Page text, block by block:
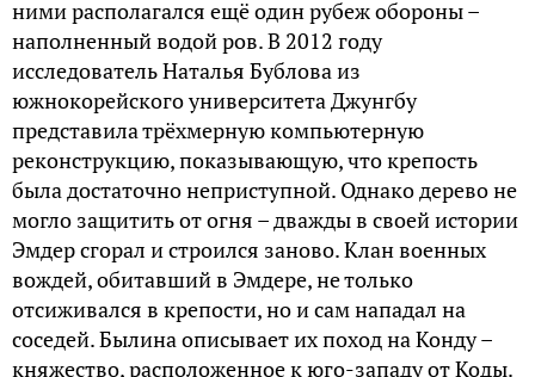
ними располагался ещё один рубеж обороны –
наполненный водой ров. В 2012 году
исследователь Наталья Бублова из
южнокорейского университета Джунгбу
представила трёхмерную компьютерную
реконструкцию, показывающую, что крепость
была достаточно неприступной. Однако дерево не
могло защитить от огня – дважды в своей истории
Эмдер сгорал и строился заново. Клан военных
вождей, обитавший в Эмдере, не только
отсиживался в крепости, но и сам нападал на
соседей. Былина описывает их поход на Конду –
княжество, расположенное к юго-западу от Коды.